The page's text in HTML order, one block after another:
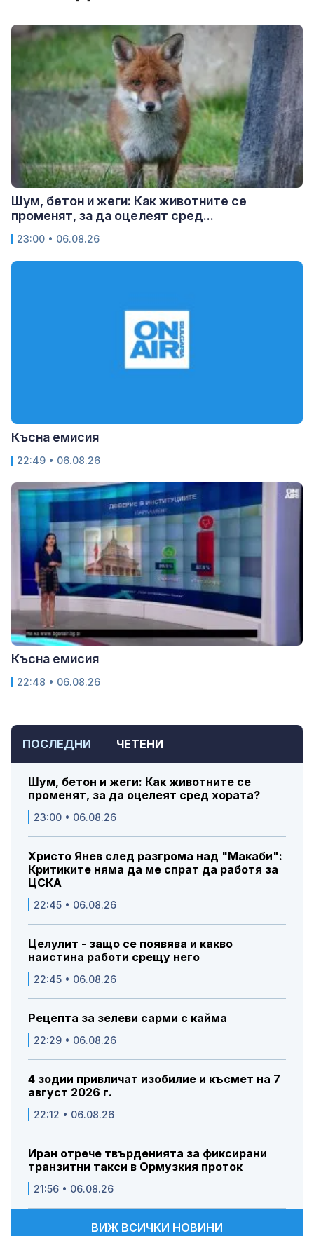
ПОСЛЕДНИ ЧЕТЕНИ
Шум, бетон и жеги: Как животните се
променят, за да оцелеят сред хората?
23:00 • 06.08.26
Христо Янев след разгрома над "Макаби":
Критиките няма да ме спрат да работя за
ЦСКА
22:45 • 06.08.26
Целулит - защо се появява и какво
наистина работи срещу него
22:45 • 06.08.26
Рецепта за зелеви сарми с кайма
22:29 • 06.08.26
4 зодии привличат изобилие и късмет на 7
август 2026 г.
22:12 • 06.08.26
Иран отрече твърденията за фиксирани
транзитни такси в Ормузкия проток
21:56 • 06.08.26
ВИЖ ВСИЧКИ НОВИНИ
Шум, бетон и жеги: Как животните се
променят, за да оцелеят сред...
23:00 • 06.08.26
Късна емисия
22:49 • 06.08.26
Късна емисия
22:48 • 06.08.26